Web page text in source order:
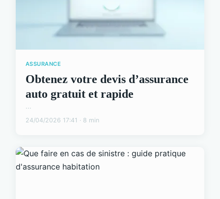
ASSURANCE
Obtenez votre devis d’assurance
auto gratuit et rapide
...
24/04/2026 17:41 · 8 min